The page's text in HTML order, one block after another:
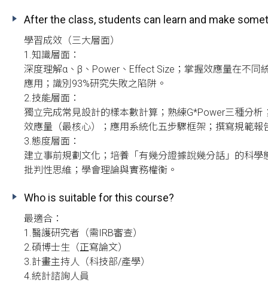
After the class, students can learn and make
學習成效（三大層面）
1.知識層面：
深度理解α、β、Power、Effect Size；掌握效應量在不同
應用；識別93%研究失敗之陷阱。
2.技能層面：
獨立完成常見設計的樣本數計算；熟練G*Power三種分析
效應量（最核心）；應用系統化五步驟框架；撰寫規範報
3.態度層面：
建立事前規劃文化；培養「有幾分證據說幾分話」的科學
批判性思維；學會理論與實務權衡。
Who is suitable for this course?
最適合：
1.醫護研究者（需IRB審查）
2.碩博士生（正寫論文）
3.計畫主持人（科技部/產學）
4.統計諮詢人員